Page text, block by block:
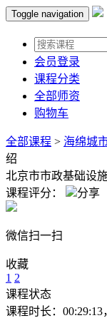
Toggle navigation
会员登录
课程分类
全部师资
购物车
全部课程 > 海绵城
绍
北京市市政基础设
课程评分：
分享
微信扫一扫
收藏
1 2
课程状态
课程时长：